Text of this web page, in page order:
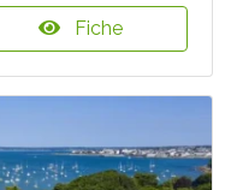
Fiche